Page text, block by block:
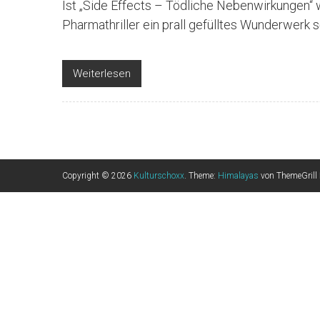
Ist „Side Effects – Tödliche
Pharmathriller ein prall gefülltes Wunderwerk
Weiterlesen
Copyright © 2026 Kulturschoxx. Theme: Himalayas von ThemeGrill